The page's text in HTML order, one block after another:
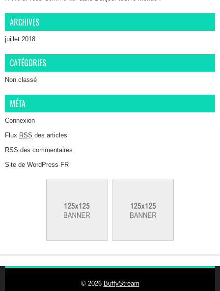
ARCHIVES
juillet 2018
CATÉGORIES
Non classé
MÉTA
Connexion
Flux RSS des articles
RSS des commentaires
Site de WordPress-FR
© 2026 BuffyStream